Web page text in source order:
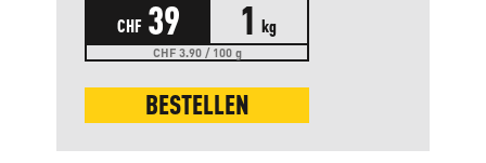
CHF 39 1 kg
CHF 3.90 / 100 g
BESTELLEN